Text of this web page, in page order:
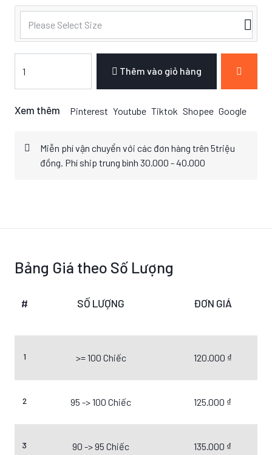
Please Select Size
Thêm vào giỏ hàng
Xem thêm Pinterest Youtube Tiktok Shopee Google
Miễn phí vận chuyển với các đơn hàng trên 5triệu
đồng. Phí ship trung bình 30.000 - 40.000
Bảng Giá theo Số Lượng
# SỐ LƯỢNG ĐƠN GIÁ
1 >= 100 Chiếc 120.000 ₫
2 95 -> 100 Chiếc 125.000 ₫
3 90 -> 95 Chiếc 135.000 ₫